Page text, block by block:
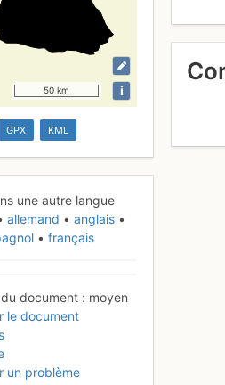
50 km i
GPX KML
une autre langue
allemand
anglais
français
document
moyen
le document
un problème